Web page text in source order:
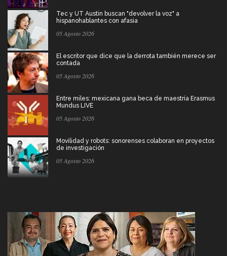
Tec y UT Austin buscan "devolver la voz" a
hispanohablantes con afasia
05 Agosto 2026
El escritor que dice que la derrota también merece ser
contada
05 Agosto 2026
Entre miles: mexicana gana beca de maestría Erasmus
Mundus LIVE
05 Agosto 2026
Movilidad y robots: sonorenses colaboran en proyectos
de investigación
05 Agosto 2026